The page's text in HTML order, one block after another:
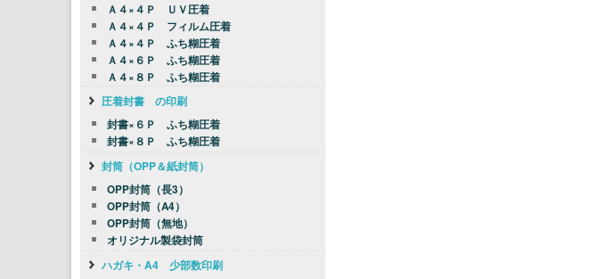
Ａ４×４Ｐ ＵＶ圧着
Ａ４×４Ｐ フィルム圧着
Ａ４×４Ｐ ふち糊圧着
Ａ４×６Ｐ ふち糊圧着
Ａ４×８Ｐ ふち糊圧着
圧着封書 の印刷
封書×６Ｐ ふち糊圧着
封書×８Ｐ ふち糊圧着
封筒（OPP＆紙封筒）
OPP封筒（長3）
OPP封筒（A4）
OPP封筒（無地）
オリジナル製袋封筒
ハガキ・A4 少部数印刷